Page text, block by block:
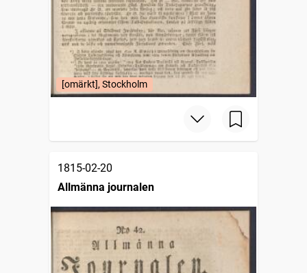
[omärkt], Stockholm
1815-02-20
Allmänna journalen